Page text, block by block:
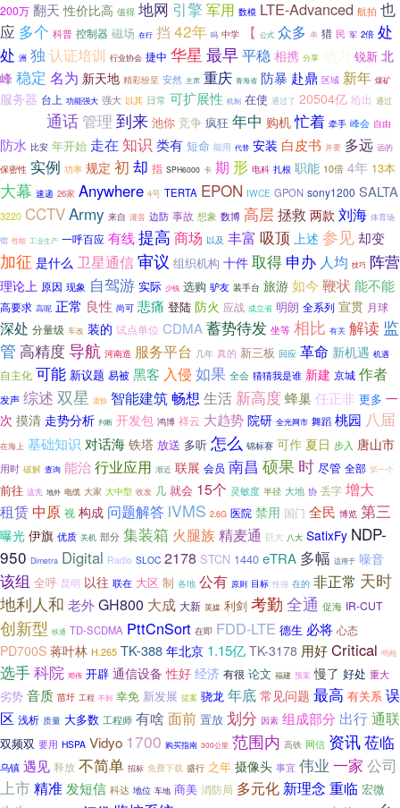
200万 翻天 性价比高 值得 地网 引擎军用 数模 LTE-Advanced 航拍 也
应 多个 科普 控制器 磁场 在行 挡 42年 吗 中学 【 公式 众多 单 猎 民 军 2倍 处
处 洲 独 认证培训 行业协会 捷中 华星 最早平稳相携 分享 动力 锐新 北
峰 稳定 名为 新天地 精彩纷呈 安然 主席 重庆 青海省 防暴 赴鼎 区域 新年 煤矿
服务器 台上 功能强大 强大 以其 日常 可扩展性 机制 在使 通过了 20504亿 给出 通过
通话管理 到来 池你 竞争 疯狂 年中 购机 忙着 牵手 峰会 自由
防水 比安 年开始 走在 知识 类有 短命 能用 代替 安装 白皮书 并要 多远 远的
保密性 实例 功率 规定 初 却 指 SPH6000 卡 期 形 电科 扎根 职能 10倍 4年 13本
大幕 速递 26家 Anywhere 4号 TERTA EPON IWCE GPON sony1200 SALTA
3220 CCTVArmy 来自 灌音 边防 事故 想象 数博 高层拯救 两款 刘海 体育场
馆 性能 工业生产 一呼百应 有线提高 商场 以及 丰富 吸顶 上述 参见却变
加征 是什么 卫星通信审议 组织机构 十件 取得 申办 人均 技巧 阵营
理论上 原因 现象 自驾游 实际 少钱 选购 驴友 装手台 旅游 如今 鞭状 能不能
高要求 高呢 正常 良性 尚可 悲痛 登陆 防火 应战 成立省 明朗 全系列 宣贯 月球
深处 分量级 车改 装的 试点单位 CDMA蓄势待发 坐等 相比 有关 解读 监
管 高精度 导航 河南造 服务平台 几年 真的 新三板 回应 革命 新机遇 机遇
自主化 可能 新议题 易被 黑客 入侵 如果 全会 猜猜我是谁 新建 京城 作者
发声 综述 双星 震惊 智能建筑畅想 生活 新高度 蜂巢任正非 更多 一
次 摸清 走势分析 判断 开发包 鸿博 祥云 大趋势 院研 全光网市 舞蹈 桃园 八届
在海上 基础知识 对话海 铁塔 放送 多听 怎么 锦标赛 可作 夏日 步入 唐山市
用时 破解 查询 能治行业应用 渐近 联展 会员 南昌 硕果 时 尽管 全部 第一个
前往 这先 地外 电缆 大家 大中型 收发 几 就会 15个 灵敏度 半径 大地 协 丢字 增大
租赁中原 视 构成 问题解答 iVMS 2.6G 医院 禁用 国门 全民 博览 第三
曝光 伊旗 优质 关机 部分 集装箱 火腿族精麦通 巨大 八大 SatixFy NDP-
950 Dimetra Digital Radio SLOC 2178 STCN 1440 eTRA 多幅 适用于 噪音
该组 全呼 昆明 以往 联在 大区 制 各地 公有 原则 目标 性强 在的 非正常 天时
地利人和 老外GH800 大成 大新 英媒 利剑 考勤 全通 促海 IR-CUT
创新型 铁通 TD-SCDMA PttCnSort 在即 FDD-LTE 德生 必将 心态
PD700S 蒋叶林 H.265 TK-388 年北京 1.15亿 TK-3178 用好Critical 鸣枪
选手科院 邓伟 开辟 通信设备 性好 经济 有很 论文 福建 预案 慢了 好处 重大
劣势 音质 苗圩 工程 不到 幸免 新发展 提案 骁龙 年底 常见问题 最高 有关系 误
区 浅析 质量 大多数 工程师 有啥 面前 置放 划分 因素 组成部分 出行通联
双频双 要用 HSPA Vidyo 1700 购买指南 300公里 范围内 高铁 网信 资讯莅临
乌镇 遇见 释放 不简单 招标 免费下载 盛行 之年 摄像头 事宜 伟业 一家 公司
上市精准 发短信 科达 地位 车地 商美 消防局 多元化 新理念 重临 宏微